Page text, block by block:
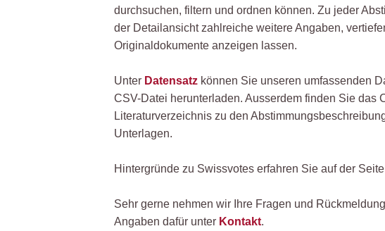
durchsuchen, filtern und ordnen können. Zu jeder
der Detailansicht zahlreiche weitere Angaben,
Originaldokumente anzeigen lassen.
Unter Datensatz können Sie unseren umfassenden
CSV-Datei herunterladen. Ausserdem finden Sie das
Literaturverzeichnis zu den
Unterlagen.
Hintergründe zu Swissvotes erfahren Sie auf der Seite
Sehr gerne nehmen wir Ihre Fragen und
Angaben dafür unter Kontakt.